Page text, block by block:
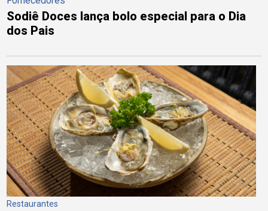
Sodiê Doces lança bolo especial para o Dia
dos Pais
Restaurantes